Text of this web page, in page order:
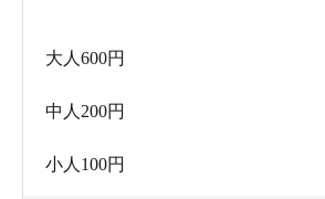
大人600円
中人200円
小人100円